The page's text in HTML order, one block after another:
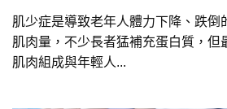
肌少症是導致老年人體力下降、跌倒
肌肉量，不少長者猛補充蛋白質，但
肌肉組成與年輕人...